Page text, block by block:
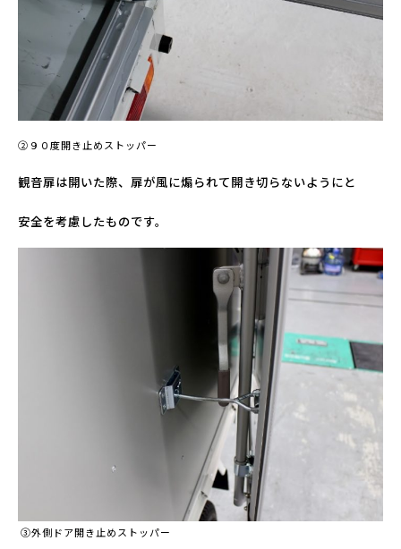
②９０度開き止めストッパー
観音扉は開いた際、扉が風に煽られて開き切らないようにと
安全を考慮したものです。
③外側ドア開き止めストッパー